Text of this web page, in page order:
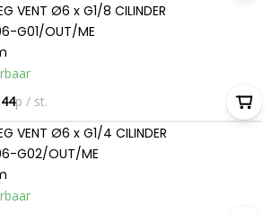
VENT Ø6 x G1/8 CILINDER
G01/OUT/ME
p / st.
VENT Ø6 x G1/4 CILINDER
G02/OUT/ME